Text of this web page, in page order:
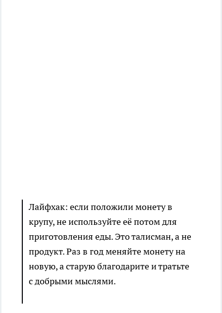
Лайфхак: если положили монету в
крупу, не используйте её потом для
приготовления еды. Это талисман, а не
продукт. Раз в год меняйте монету на
новую, а старую благодарите и тратьте
с добрыми мыслями.